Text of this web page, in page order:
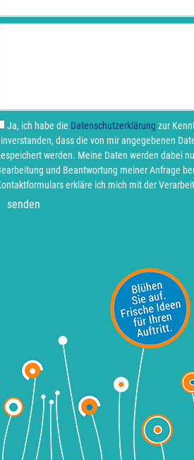
Ja, ich habe die Datenschutzerklärung zur
dass die von mir angegebenen
werden. Meine Daten werden dabei
und Beantwortung meiner Anfrage
erkläre ich mich mit der
senden